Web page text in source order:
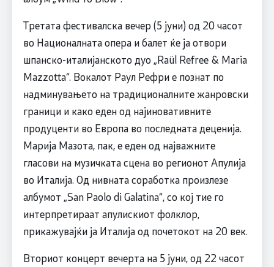
Третата фестивалска вечер (5 јуни) од 20 часот
во Националната опера и балет ќе ја отвори
шпанско-италијанското дуо „Raül Refree & Maria
Mazzotta“. Вокалот Раул Рефри е познат по
надминувањето на традиционалните жанровски
граници и како еден од најиновативните
продуценти во Европа во последната деценија.
Марија Мазота, пак, е еден од најважните
гласови на музичката сцена во регионот Апулија
во Италија. Од нивната соработка произлезе
албумот „San Paolo di Galatina“, со кој тие го
интерпретираат апулискиот фолклор,
прикажувајќи ја Италија од почетокот на 20 век.
Вториот концерт вечерта на 5 јуни, од 22 часот